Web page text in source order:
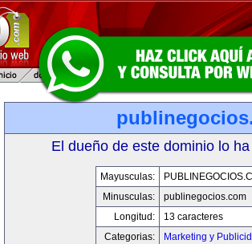
El dueño de este dominio lo
Mayusculas:
Minusculas:
publinegocios.com
Longitud:
13 caracteres
Categorias:
Marketing y